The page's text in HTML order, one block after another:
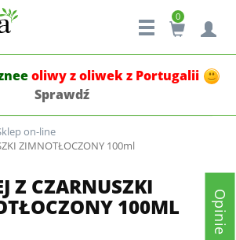
0
oliwy z oliwek z Portugalii
Sprawdź
on-line
ZIMNOTŁOCZONY 100ml
Z CZARNUSZKI
100ML Opinie